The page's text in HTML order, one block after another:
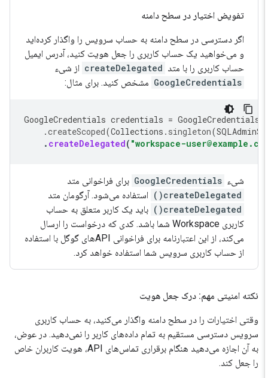
تفویض اختیار در سطح دامنه
اگر دسترسی در سطح دامنه به حساب سرویس را واگذار کرده‌اید
و می‌خواهید یک حساب کاربری را جعل هویت کنید، آدرس ایمیل
حساب کاربری را با متد
createDelegated از شیء
GoogleCredentials مشخص کنید. برای مثال:
GoogleCredentials credentials GoogleCredentials
.createScoped(Collections .singleton(
.createDelegated ("workspace-
شیء GoogleCredentials برای فراخوانی متد
createDelegated()
استفاده می‌شود. آرگومان متد
createDelegated()
باید یک کاربر متعلق به حساب
کاربری Workspace شما باشد. کدی که درخواست را ارسال
می‌کند، از این اعتبارنامه برای فراخوانی APIهای گوگل با استفاده
از حساب کاربری سرویس شما استفاده خواهد کرد.
نکته امنیتی مهم: درک جعل هویت
وقتی اختیارات را در سطح دامنه واگذار می‌کنید، به حساب کاربری
سرویس دسترسی مستقیم به تمام داده‌های کاربر را نمی‌دهید. در عوض،
به آن اجازه می‌دهید هنگام برقراری تماس‌های API، هویت کاربران خاص
را جعل کند.